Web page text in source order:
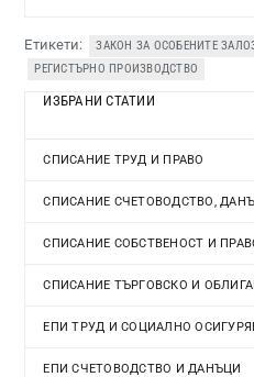
Етикети: ЗАКОН ЗА ОСОБЕНИТЕ
РЕГИСТЪРНО ПРОИЗВОДСТВО
ИЗБРАНИ СТАТИИ
СПИСАНИЕ ТРУД И ПРАВО
СПИСАНИЕ СЧЕТОВОДСТВО,
СПИСАНИЕ СОБСТВЕНОСТ И
СПИСАНИЕ ТЪРГОВСКО И
ЕПИ ТРУД И СОЦИАЛНО
ЕПИ СЧЕТОВОДСТВО И ДАНЪЦИ